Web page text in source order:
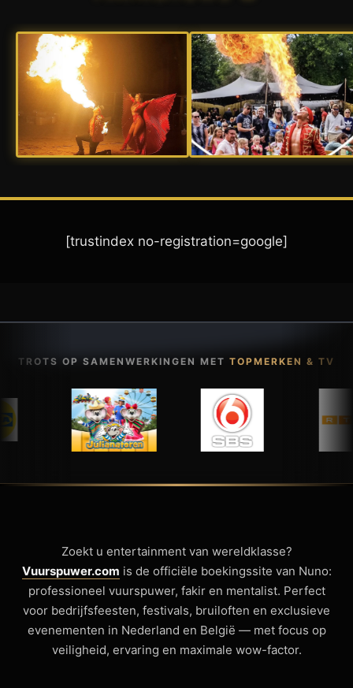
[trustindex no-registration=google]
TROTS OP SAMENWERKINGEN MET TOPMERKEN & TV
Zoekt u entertainment van wereldklasse?
Vuurspuwer.com is de officiële boekingssite van Nuno:
professioneel vuurspuwer, fakir en mentalist. Perfect
voor bedrijfsfeesten, festivals, bruiloften en exclusieve
evenementen in Nederland en België — met focus op
veiligheid, ervaring en maximale wow-factor.